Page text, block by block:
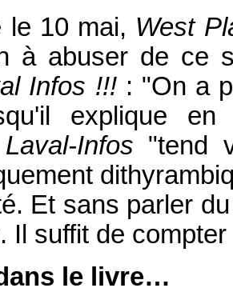
le 10 mai, West
à abuser de ce
Infos !!!: "On a
explique
Laval-Infos "tend
Et sans parler
Il suffit de
le livre…